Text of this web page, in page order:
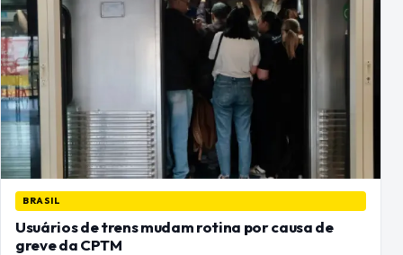
BRASIL
Usuários de trens mudam rotina por causa de
greve da CPTM